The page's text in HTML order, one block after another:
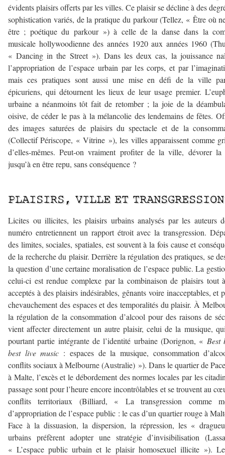
évidents plaisirs offerts par les villes. Ce plaisir se décline à des
sophistication variés, de la pratique du parkour (Tellez, « Être où
être ; poétique du parkour ») à celle de la danse dans la
musicale hollywoodienne des années 1920 aux années 1960
« Dancing in the Street »). Dans les deux cas, la jouissance
l’appropriation de l’espace urbain par les corps, et par
mais ces pratiques sont aussi une mise en défi de la ville
épicuriens, qui détournent les lieux de leur usage premier.
urbaine a néanmoins tôt fait de retomber ; la joie de la
oisive, de céder le pas à la mélancolie des lendemains de fêtes.
des images saturées de plaisirs du spectacle et de la
(Collectif Périscope, « Vitrine »), les villes apparaissent comme
d’elles-mêmes. Peut-on vraiment profiter de la ville, dévorer
jusqu’à en être repu, sans conséquence ?
PLAISIRS, VILLE ET TRANSGRESSION
Licites ou illicites, les plaisirs urbains analysés par les auteurs
numéro entretiennent un rapport étroit avec la transgression.
des limites, sociales, spatiales, est souvent à la fois cause et
de la recherche du plaisir. Derrière la régulation des pratiques, se
la question d’une certaine moralisation de l’espace public. La
celui-ci est rendue complexe par la combinaison de plaisirs tout
acceptés à des plaisirs indésirables, gênants voire inacceptables, et
chevauchement des espaces et des temporalités du plaisir. À
la régulation de la consommation d’alcool pour des raisons de
vient affecter directement un autre plaisir, celui de la musique,
pourtant partie intégrante de l’identité urbaine (Dorignon, « Best
best live music : espaces de la musique, consommation
conflits sociaux à Melbourne (Australie) »). Dans le quartier de
à Malte, l’excès et le débordement des normes locales par les
passage sont pour l’heure encore incontrôlables et se trouvent au
conflits territoriaux (Billiard, « La transgression comme
d’appropriation de l’espace public : le cas d’un quartier rouge à
Face à la dissuasion, la dispersion, la répression, les «
urbains préfèrent adopter une stratégie d’invisibilisation
« L’espace public urbain et le plaisir homosexuel illicite »).